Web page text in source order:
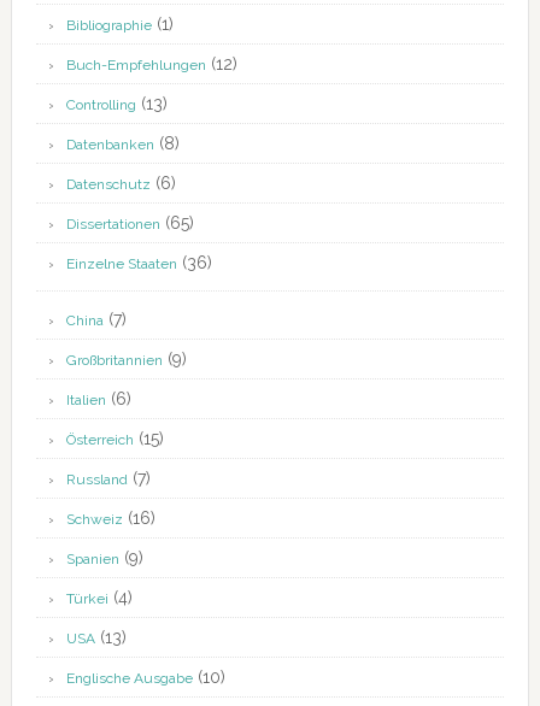
Bibliographie(1)
Buch-Empfehlungen (12)
Controlling (13)
Datenbanken (8)
Datenschutz (6)
Dissertationen (65)
Einzelne Staaten (36)
China(7)
Großbritannien (9)
Italien (6)
Österreich (15)
Russland(7)
Schweiz (16)
Spanien (9)
Türkei (4)
USA(13)
Englische Ausgabe(10)